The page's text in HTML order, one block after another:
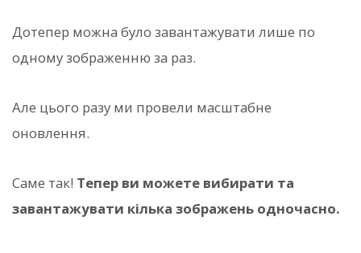
Дотепер можна було завантажувати лише по
одному зображенню за раз.
Але цього разу ми провели масштабне
оновлення.
Саме так! Тепер ви можете вибирати та
завантажувати кілька зображень одночасно.